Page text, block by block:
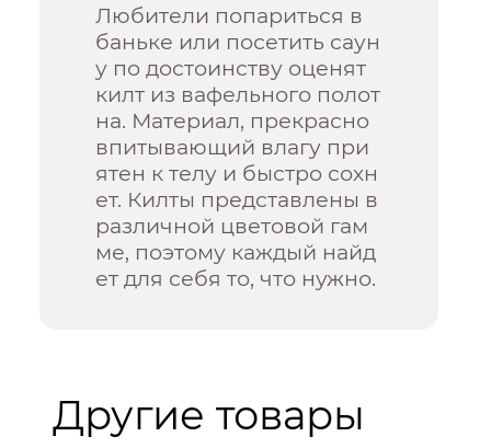
Любители попариться в
баньке или посетить саун
у по достоинству оценят
килт из вафельного полот
на. Материал, прекрасно
впитывающий влагу при
ятен к телу и быстро сохн
ет. Килты представлены в
различной цветовой гам
ме, поэтому каждый найд
ет для себя то, что нужно.
Другие товары